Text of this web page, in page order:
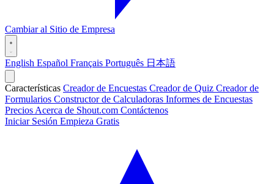
Cambiar al Sitio de Empresa
English Español Français Português 日本語
Características Creador de Encuestas Creador de Quiz Creador de
Formularios Constructor de Calculadoras Informes de Encuestas
Precios Acerca de Shout.com Contáctenos
Iniciar Sesión Empieza Gratis